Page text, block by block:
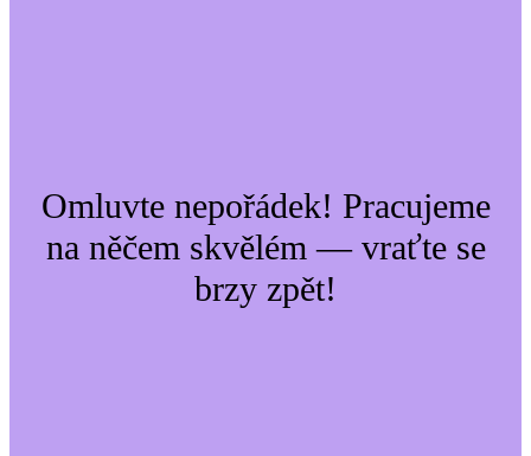
Omluvte nepořádek! Pracujeme
na něčem skvělém — vraťte se
brzy zpět!